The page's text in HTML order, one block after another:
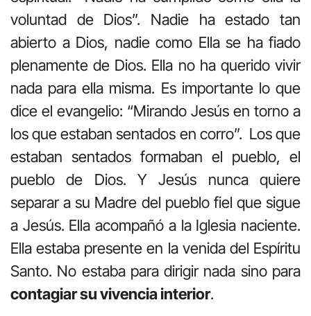
voluntad de Dios”. Nadie ha estado tan
abierto a Dios, nadie como Ella se ha fiado
plenamente de Dios. Ella no ha querido vivir
nada para ella misma. Es importante lo que
dice el evangelio: “Mirando Jesús en torno a
los que estaban sentados en corro”. Los que
estaban sentados formaban el pueblo, el
pueblo de Dios. Y Jesús nunca quiere
separar a su Madre del pueblo fiel que sigue
a Jesús. Ella acompañó a la Iglesia naciente.
Ella estaba presente en la venida del Espíritu
Santo. No estaba para dirigir nada sino para
contagiar su vivencia interior.